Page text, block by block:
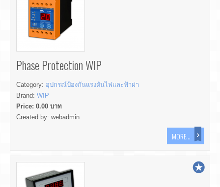
Phase Protection WIP
Category: อุปกรณ์ป้องกันแรงดันไฟและฟ้าผ่า
Brand: WIP
Price: 0.00 บาท
Created by: webadmin
MORE...